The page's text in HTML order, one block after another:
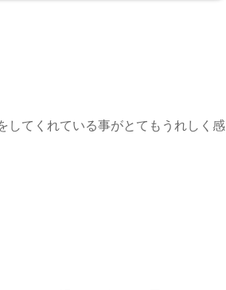
してくれている事がとてもうれしく感